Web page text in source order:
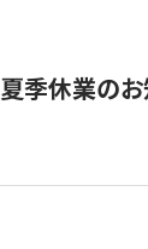
夏季休業の